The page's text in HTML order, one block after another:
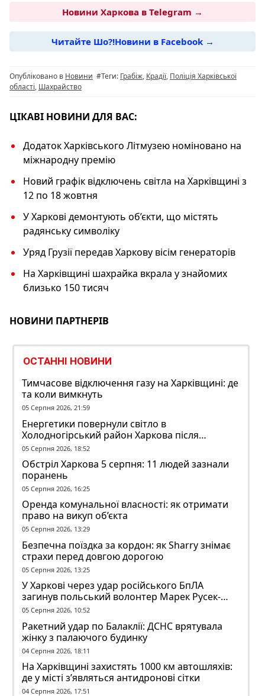
e
b
o
o
k
e
g
ra
m
at
s
A
p
p
er p
y
Li
n
k
Новини Харкова в Telegram →
Читайте Шо?!Новини в Facebook →
Опубліковано в Новини #Теги: Грабіж, Крадії, Поліція Харківської
області, Шахрайство
ЦІКАВІ НОВИНИ ДЛЯ ВАС:
Додаток Харківського Літмузею номіновано на
міжнародну премію
Новий графік відключень світла на Харківщині з
12 по 18 жовтня
У Харкові демонтують об’єкти, що містять
радянську символіку
Уряд Грузії передав Харкову вісім генераторів
На Харківщині шахрайка вкрала у знайомих
близько 150 тисяч
НОВИНИ ПАРТНЕРІВ
ОСТАННІ НОВИНИ
Тимчасове відключення газу на Харківщині: де
та коли вимкнуть
05 Серпня 2026, 21:59
Енергетики повернули світло в
Холодногірський район Харкова після
ворожого обстрілу
05 Серпня 2026, 18:52
Обстріл Харкова 5 серпня: 11 людей зазнали
поранень
05 Серпня 2026, 16:25
Оренда комунальної власності: як отримати
право на викуп об’єкта
05 Серпня 2026, 13:29
Безпечна поїздка за кордон: як Sharry знімає
страхи перед довгою дорогою
05 Серпня 2026, 13:25
У Харкові через удар російського БпЛА
загинув польський волонтер Марек Русек-
Вольський
05 Серпня 2026, 10:52
Ракетний удар по Балаклії: ДСНС врятувала
жінку з палаючого будинку
04 Серпня 2026, 18:11
На Харківщині захистять 1000 км автошляхів:
де у місті з’являться антидронові сітки
04 Серпня 2026, 17:51